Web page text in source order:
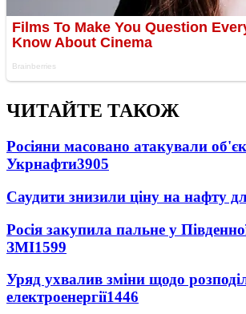
ЧИТАЙТЕ ТАКОЖ
Росіяни масовано атакували
Укрнафти3905
Саудити знизили ціну на нафту
Росія закупила пальне у
ЗМІ1599
Уряд ухвалив зміни щодо
електроенергії1446